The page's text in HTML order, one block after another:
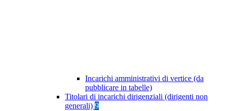
Incarichi amministrativi di vertice (da
pubblicare in tabelle)
Titolari di incarichi dirigenziali (dirigenti non
generali) 9